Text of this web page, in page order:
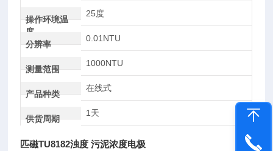
操作环境温
度
25度
分辨率
0.01NTU
测量范围
1000NTU
产品种类
在线式
供货周期
1天
匹磁TU8182浊度 污泥浓度电极